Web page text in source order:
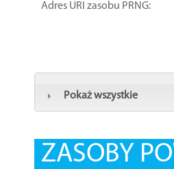
Adres URI zasobu PRNG:
Pokaż wszystkie
ZASOBY